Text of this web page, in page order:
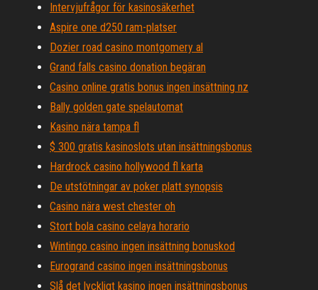
Intervjufrågor för kasinosäkerhet
Aspire one d250 ram-platser
Dozier road casino montgomery al
Grand falls casino donation begäran
Casino online gratis bonus ingen insättning nz
Bally golden gate spelautomat
Kasino nära tampa fl
$ 300 gratis kasinoslots utan insättningsbonus
Hardrock casino hollywood fl karta
De utstötningar av poker platt synopsis
Casino nära west chester oh
Stort bola casino celaya horario
Wintingo casino ingen insättning bonuskod
Eurogrand casino ingen insättningsbonus
Slå det lyckligt kasino ingen insättningsbonus